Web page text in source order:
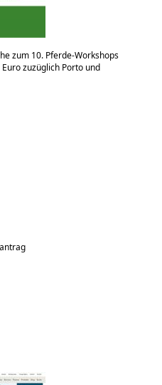
zum 10. Pferde-Workshops
zuzüglich Porto und